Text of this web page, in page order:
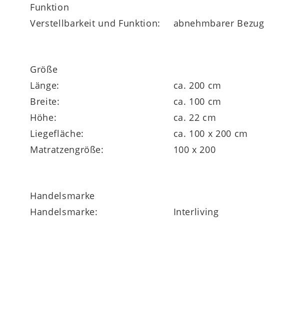
Funktion
Verstellbarkeit und Funktion:
abnehmbarer Bezug
Größe
Länge:
ca. 200 cm
Breite:
ca. 100 cm
Höhe:
ca. 22 cm
Liegefläche:
ca. 100 x 200 cm
Matratzengröße:
100 x 200
Handelsmarke
Handelsmarke:
Interliving